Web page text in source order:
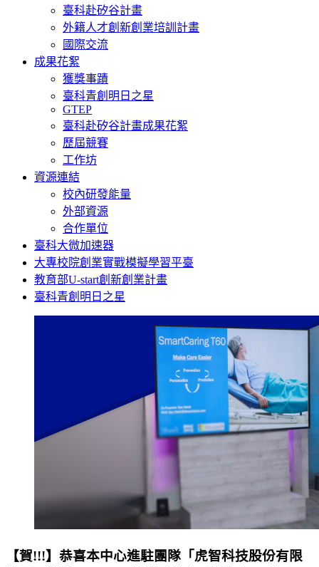
臺科赴矽谷計畫
外籍人才創新創業培訓計畫
國際交流
成果花絮
獲獎事蹟
臺科青創明日之星
GTEP
臺科赴矽谷計畫成果花絮
歷屆競賽
工作坊
資源連結
校內研發能量
外部資源
合作單位
臺科大微加速器
大專校院創業實戰模擬學習平臺
教育部U-start創新創業計畫
臺科青創明日之星
【賀!!!】恭喜本中心進駐團隊「虎智科技股份有限